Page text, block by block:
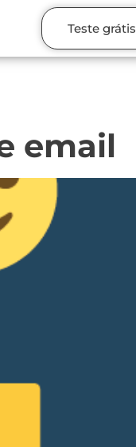
Teste grátis
email